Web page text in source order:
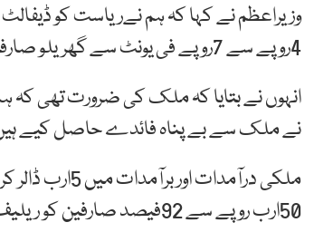
وزیراعظم نے کہا کہ ہم نےریاست کو
4روپے سے 7روپے فی یونٹ سے گھریلو صارفین کو فائدہ پہنچے گا۔
انہوں نے بتایا کہ ملک کی ضرورت تھی کہ
نے ملک سے بے پناہ فائدے حاصل کیے ہیں ،
ملکی درآمدات
50ارب روپے سے 92فیصد صارفین کو ریلیف دیا جائے گا، آئندہ عوامی ریلیف کیلئے رشوت کو ختم کرنا ہو گا۔